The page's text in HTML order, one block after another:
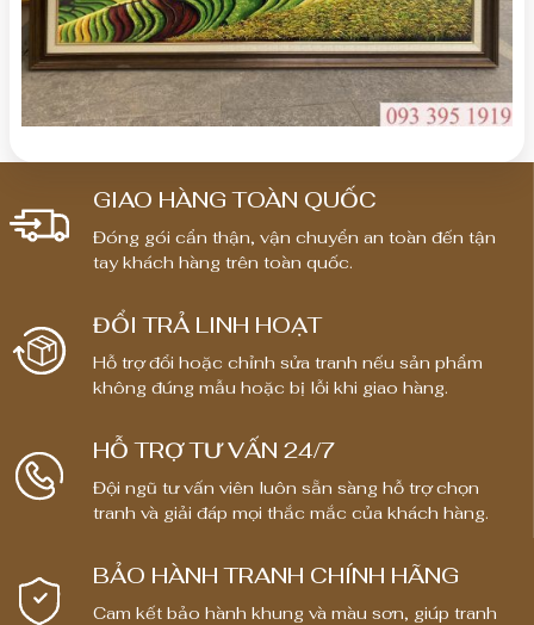
GIAO HÀNG TOÀN QUỐC
Đóng gói cẩn thận, vận chuyển an toàn đến tận
tay khách hàng trên toàn quốc.
ĐỔI TRẢ LINH HOẠT
Hỗ trợ đổi hoặc chỉnh sửa tranh nếu sản phẩm
không đúng mẫu hoặc bị lỗi khi giao hàng.
HỖ TRỢ TƯ VẤN 24/7
Đội ngũ tư vấn viên luôn sẵn sàng hỗ trợ chọn
tranh và giải đáp mọi thắc mắc của khách hàng.
BẢO HÀNH TRANH CHÍNH HÃNG
Cam kết bảo hành khung và màu sơn, giúp tranh